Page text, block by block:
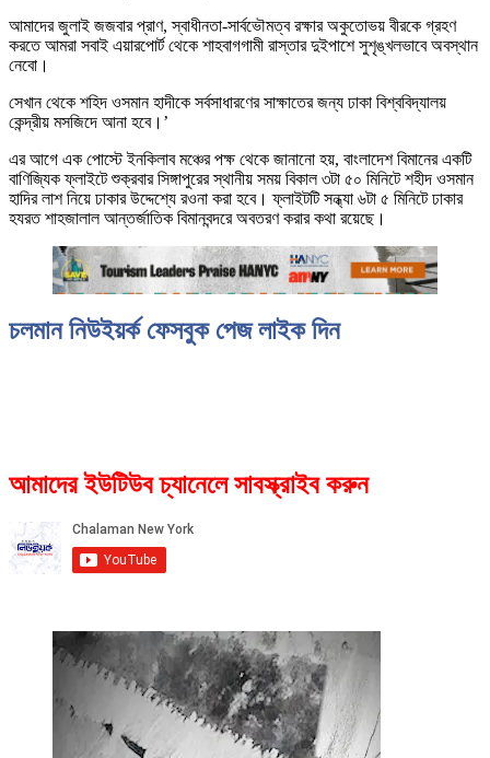
আমাদের জুলাই জজবার প্রাণ, স্বাধীনতা-সার্বভৌমত্ব রক্ষার অকুতোভয় বীরকে গ্রহণ
করতে আমরা সবাই এয়ারপোর্ট থেকে শাহবাগগামী রাস্তার দুইপাশে সুশৃঙ্খলভাবে অবস্থান
নেবো।
সেখান থেকে শহিদ ওসমান হাদীকে সর্বসাধারণের সাক্ষাতের জন্য ঢাকা বিশ্ববিদ্যালয়
কেন্দ্রীয় মসজিদে আনা হবে।’
এর আগে এক পোস্টে ইনকিলাব মঞ্চের পক্ষ থেকে জানানো হয়, বাংলাদেশ বিমানের একটি
বাণিজ্যিক ফ্লাইটে শুক্রবার সিঙ্গাপুরের স্থানীয় সময় বিকাল ৩টা ৫০ মিনিটে শহীদ ওসমান
হাদির লাশ নিয়ে ঢাকার উদ্দেশ্যে রওনা করা হবে। ফ্লাইটটি সন্ধ্যা ৬টা ৫ মিনিটে ঢাকার
হযরত শাহজালাল আন্তর্জাতিক বিমানবন্দরে অবতরণ করার কথা রয়েছে।
চলমান নিউইয়র্ক ফেসবুক পেজ লাইক দিন
আমাদের ইউটিউব চ্যানেলে সাবস্ক্রাইব করুন